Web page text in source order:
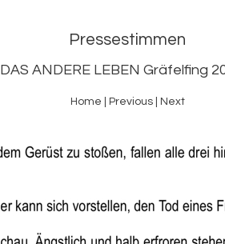
Pressestimmen
DAS ANDERE LEBEN Gräfelfing
Home Previous| Next